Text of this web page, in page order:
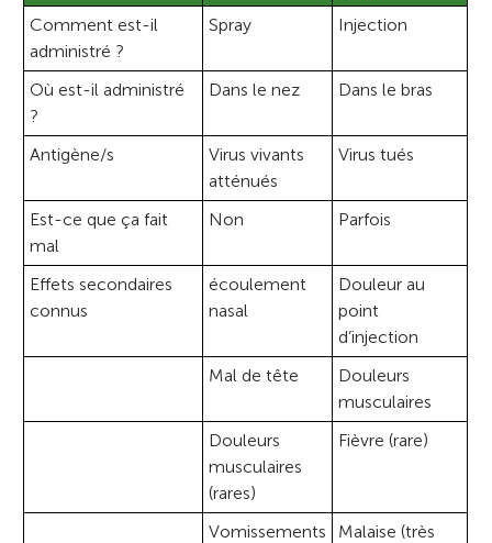
Comment est-il
administré ?
Spray Injection
Où est-il administré
?
Dans le nez Dans le bras
Antigène/s
Virus vivants
atténués
Virus tués
Est-ce que ça fait
mal
Non Parfois
Effets secondaires
connus
écoulement
nasal
Douleur au
point
d’injection
Mal de tête
Douleurs
musculaires
Douleurs
musculaires
(rares)
Fièvre (rare)
Vomissements
Malaise (très